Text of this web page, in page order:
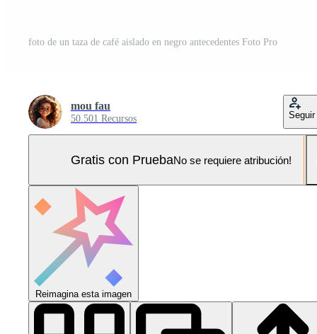
foto de un taza de café aislado en negro antecedentes Foto Pro
mou fau
50.501 Recursos Seguir
Gratis con PruebaNo se requiere atribución!
Reimagina esta imagen